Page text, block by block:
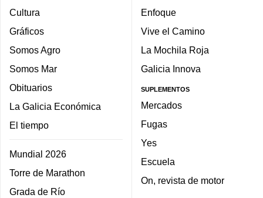
Cultura
Gráficos
Somos Agro
Somos Mar
Obituarios
La Galicia Económica
El tiempo
Mundial 2026
Torre de Marathon
Grada de Río
Enfoque
Vive el Camino
La Mochila Roja
Galicia Innova
SUPLEMENTOS
Mercados
Fugas
Yes
Escuela
On, revista de motor